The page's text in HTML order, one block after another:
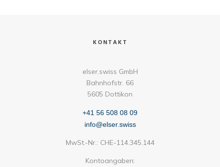
KONTAKT
elser.swiss GmbH
Bahnhofstr. 66
5605 Dottikon
+41 56 508 08 09
info@elser.swiss
MwSt.-Nr.: CHE-114.345.144
Kontoangaben: